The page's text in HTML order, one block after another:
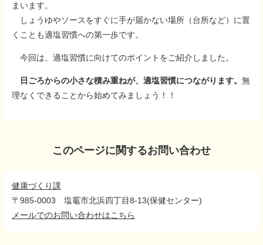
まいます。
しょうゆやソースをすぐに手が届かない場所（台所など）に置
くことも適塩習慣への第一歩です。
今回は、適塩習慣に向けてのポイントをご紹介しました。
日ごろからの小さな積み重ねが、適塩習慣につながります。 無
理なくできることから始めてみましょう！！
このページに関するお問い合わせ
健康づくり課
〒985-0003
塩竈市北浜四丁目8-13(保健センター)
メールでのお問い合わせはこちら